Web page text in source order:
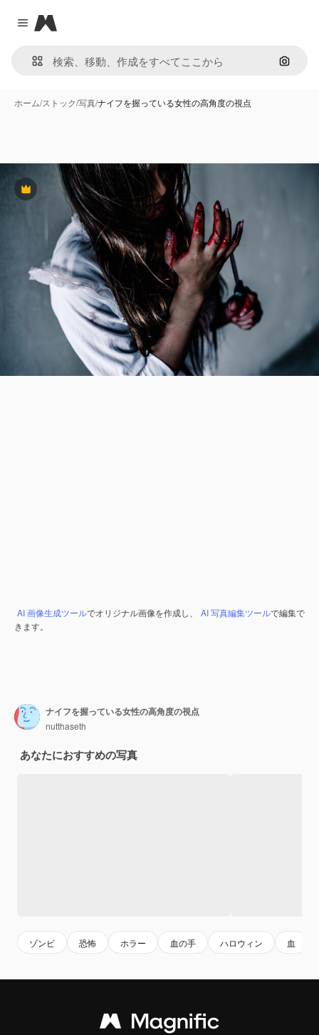
Close menu
Magnific
画像で
ホーム/ストック/写真/ナイフを握っている女性の高角度の視点
Premium
AI 画像生成ツールでオリジナル画像を作成し、 AI 写真編集ツールで編集で
きます。
ナイフを握っている女性の高角度の視点
nutthaseth
あなたにおすすめの写真
ゾンビ 恐怖 ホラー 血の手 ハロウィン 血